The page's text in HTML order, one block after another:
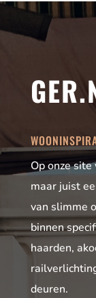
Op onze
maar juist
van slimme
binnen
haarden,
deuren.